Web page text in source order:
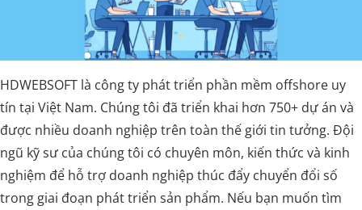
HDWEBSOFT là công ty phát triển phần mềm offshore uy
tín tại Việt Nam. Chúng tôi đã triển khai hơn 750+ dự án và
được nhiều doanh nghiệp trên toàn thế giới tin tưởng. Đội
ngũ kỹ sư của chúng tôi có chuyên môn, kiến thức và kinh
nghiệm để hỗ trợ doanh nghiệp thúc đẩy chuyển đổi số
trong giai đoạn phát triển sản phẩm. Nếu bạn muốn tìm